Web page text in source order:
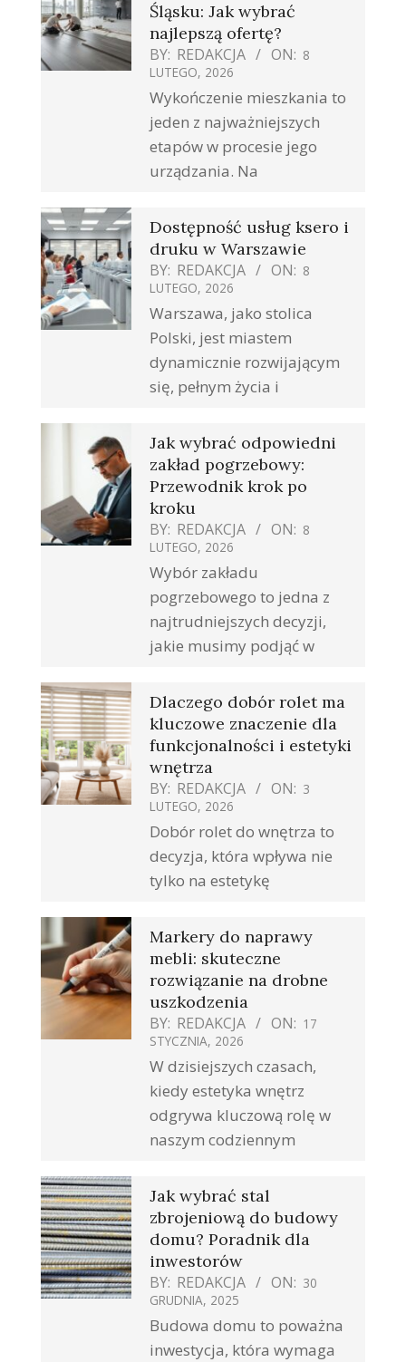
Śląsku: Jak wybrać
najlepszą ofertę?
BY: REDAKCJA ON: 8
LUTEGO, 2026
Wykończenie mieszkania to
jeden z najważniejszych
etapów w procesie jego
urządzania. Na
Dostępność usług ksero i
druku w Warszawie
BY: REDAKCJA ON: 8
LUTEGO, 2026
Warszawa, jako stolica
Polski, jest miastem
dynamicznie rozwijającym
się, pełnym życia i
Jak wybrać odpowiedni
zakład pogrzebowy:
Przewodnik krok po
kroku
BY: REDAKCJA ON: 8
LUTEGO, 2026
Wybór zakładu
pogrzebowego to jedna z
najtrudniejszych decyzji,
jakie musimy podjąć w
Dlaczego dobór rolet ma
kluczowe znaczenie dla
funkcjonalności i estetyki
wnętrza
BY: REDAKCJA ON: 3
LUTEGO, 2026
Dobór rolet do wnętrza to
decyzja, która wpływa nie
tylko na estetykę
Markery do naprawy
mebli: skuteczne
rozwiązanie na drobne
uszkodzenia
BY: REDAKCJA ON: 17
STYCZNIA, 2026
W dzisiejszych czasach,
kiedy estetyka wnętrz
odgrywa kluczową rolę w
naszym codziennym
Jak wybrać stal
zbrojeniową do budowy
domu? Poradnik dla
inwestorów
BY: REDAKCJA ON: 30
GRUDNIA, 2025
Budowa domu to poważna
inwestycja, która wymaga